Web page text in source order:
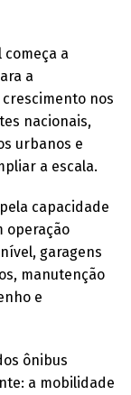
começa a
a
nos
nacionais,
urbanos e
a escala.
capacidade
operação
garagens
manutenção
e
ônibus
a mobilidade